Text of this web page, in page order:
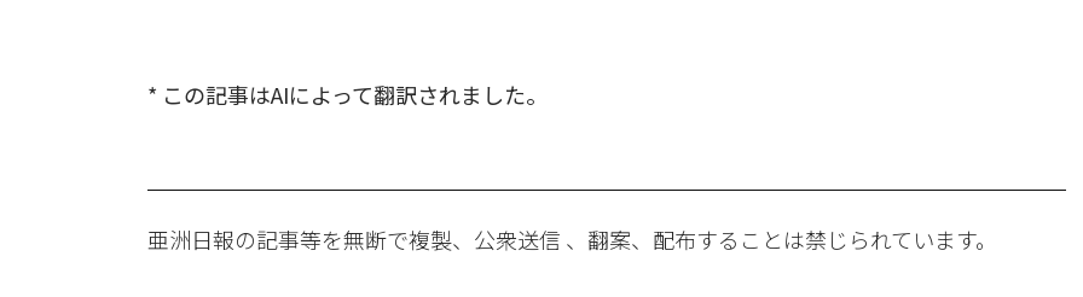
* この記事はAIによって翻訳されました。
亜洲日報の記事等を無断で複製、公衆送信 、翻案、配布することは禁じられています。